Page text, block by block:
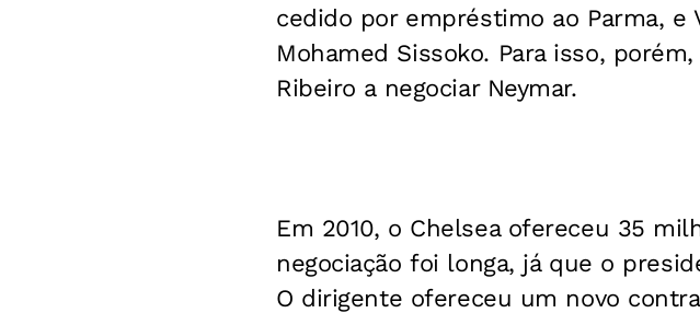
cedido por empréstimo ao Parma,
Mohamed Sissoko. Para isso,
Ribeiro a negociar Neymar.
Em 2010, o Chelsea ofereceu 35
negociação foi longa, já que o
O dirigente ofereceu um novo